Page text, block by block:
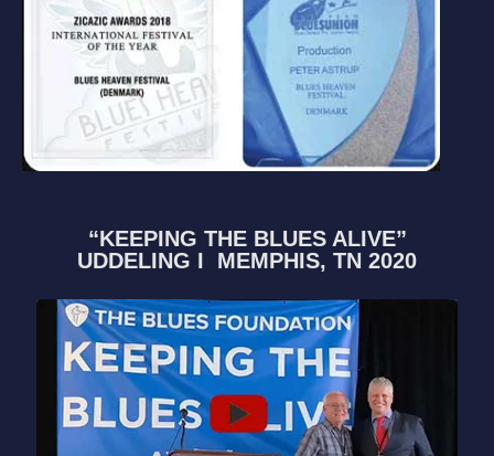
“KEEPING THE BLUES ALIVE”
UDDELING I MEMPHIS, TN 2020